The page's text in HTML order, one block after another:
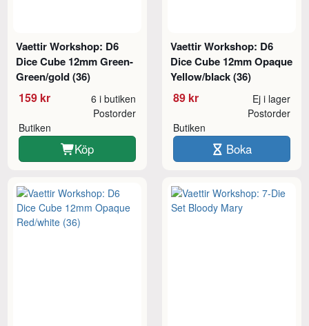
Vaettir Workshop: D6
Dice Cube 12mm Green-
Green/gold (36)
159 kr 6 i butiken
Butiken
Postorder
Köp
Vaettir Workshop: D6
Dice Cube 12mm Opaque
Yellow/black (36)
89 kr Ej i lager
Butiken
Postorder
Boka